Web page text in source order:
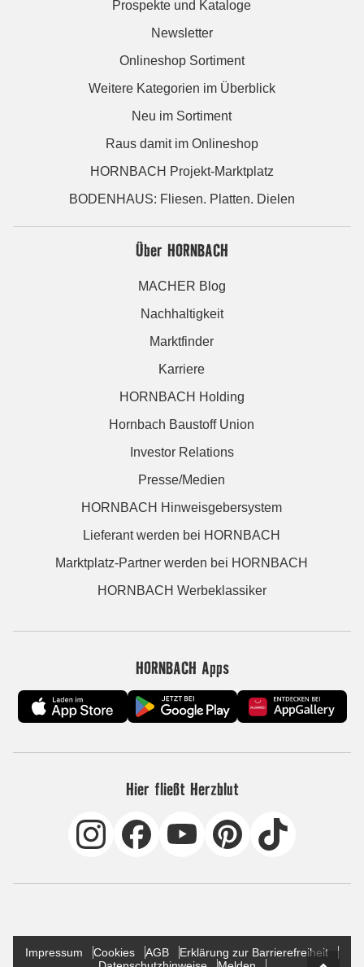
Prospekte und Kataloge
Newsletter
Onlineshop Sortiment
Weitere Kategorien im Überblick
Neu im Sortiment
Raus damit im Onlineshop
HORNBACH Projekt-Marktplatz
BODENHAUS: Fliesen. Platten. Dielen
Über HORNBACH
MACHER Blog
Nachhaltigkeit
Marktfinder
Karriere
HORNBACH Holding
Hornbach Baustoff Union
Investor Relations
Presse/Medien
HORNBACH Hinweisgebersystem
Lieferant werden bei HORNBACH
Marktplatz-Partner werden bei HORNBACH
HORNBACH Werbeklassiker
HORNBACH Apps
Hier fließt Herzblut
Impressum Cookies AGB
Erklärung zur Barrierefreiheit